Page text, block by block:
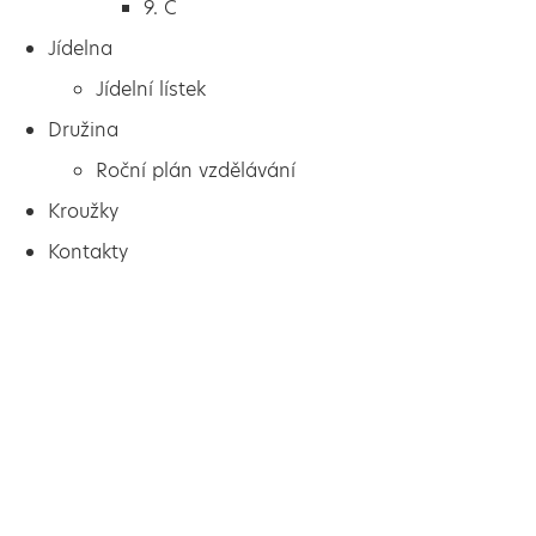
9. C
Jídelna
Jídelní lístek
Družina
Roční plán vzdělávání
Kroužky
Kontakty